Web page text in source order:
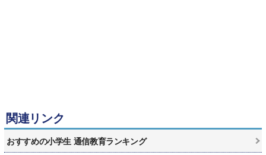
関連リンク
おすすめの小学生 通信教育ランキング